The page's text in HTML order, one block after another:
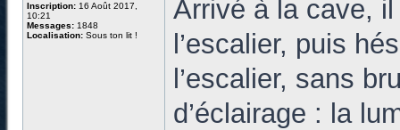
Inscription: 16 Août 2017,
10:21
Messages: 1848
Localisation: Sous ton lit !
Arrivé à la cave,
l’escalier, puis
l’escalier, sans
d’éclairage : la